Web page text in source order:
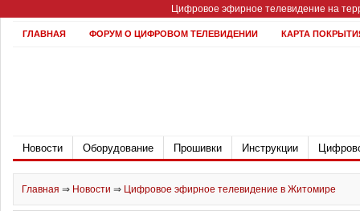
Цифровое эфирное телевидение на
ГЛАВНАЯ ФОРУМ О ЦИФРОВОМ ТЕЛЕВИДЕНИИ КАРТА
Новости Оборудование Прошивки Инструкции
Главная ⇒ Новости ⇒ Цифровое эфирное телевидение в Житомире